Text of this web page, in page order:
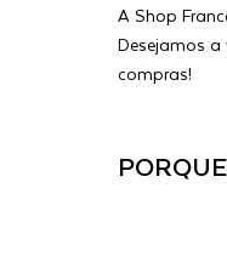
A Shop
Desejamos
compras!